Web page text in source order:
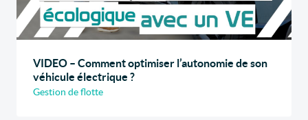
VIDEO – Comment optimiser l’autonomie de son
véhicule électrique ?
Gestion de flotte